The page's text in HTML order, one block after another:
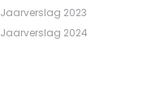
Jaarverslag 2023
Jaarverslag 2024